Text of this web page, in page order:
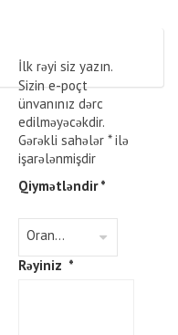
İlk rəyi siz yazın.
Sizin e-poçt
ünvanınız dərc
edilməyəcəkdir.
Gərəkli sahələr *ilə
işarələnmişdir
Qiymətləndir*
Rəyiniz *